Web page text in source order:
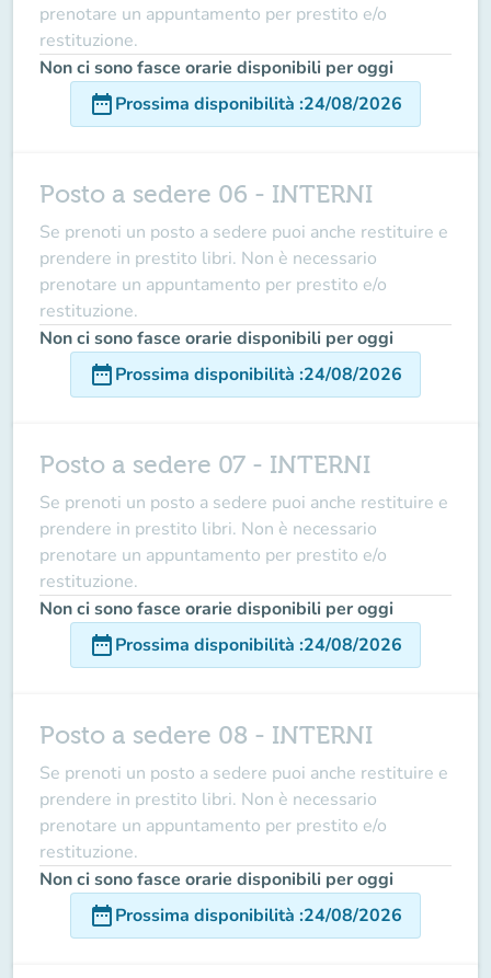
prenotare un appuntamento per prestito e/o
restituzione.
Non ci sono fasce orarie disponibili per oggi
date_rangeProssima disponibilità :24/08/2026
Posto a sedere 06 - INTERNI
Se prenoti un posto a sedere puoi anche restituire e
prendere in prestito libri. Non è necessario
prenotare un appuntamento per prestito e/o
restituzione.
Non ci sono fasce orarie disponibili per oggi
date_rangeProssima disponibilità :24/08/2026
Posto a sedere 07 - INTERNI
Se prenoti un posto a sedere puoi anche restituire e
prendere in prestito libri. Non è necessario
prenotare un appuntamento per prestito e/o
restituzione.
Non ci sono fasce orarie disponibili per oggi
date_rangeProssima disponibilità :24/08/2026
Posto a sedere 08 - INTERNI
Se prenoti un posto a sedere puoi anche restituire e
prendere in prestito libri. Non è necessario
prenotare un appuntamento per prestito e/o
restituzione.
Non ci sono fasce orarie disponibili per oggi
date_rangeProssima disponibilità :24/08/2026